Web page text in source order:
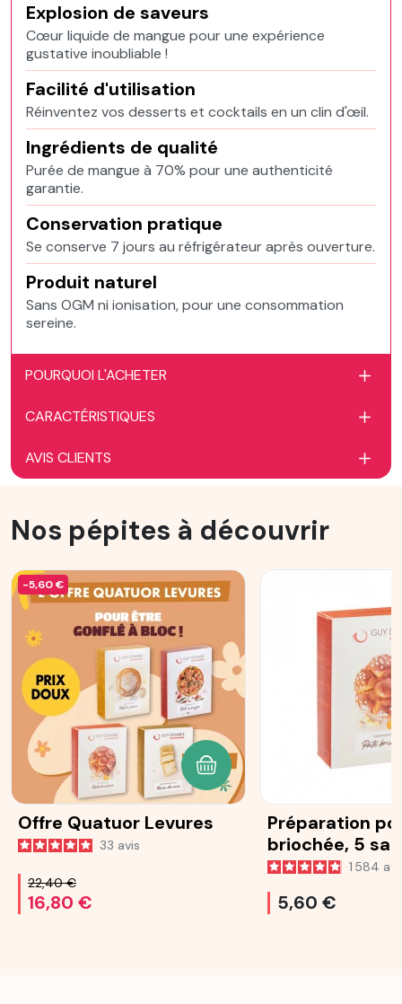
Explosion de saveurs
Cœur liquide de mangue pour une expérience
gustative inoubliable !
Facilité d'utilisation
Réinventez vos desserts et cocktails en un clin d'œil.
Ingrédients de qualité
Purée de mangue à 70% pour une authenticité
garantie.
Conservation pratique
Se conserve 7 jours au réfrigérateur après ouverture.
Produit naturel
Sans OGM ni ionisation, pour une consommation
sereine.
POURQUOI L'ACHETER
CARACTÉRISTIQUES
AVIS CLIENTS
Nos pépites à découvrir
-5,60 €
Offre Quatuor Levures
33 avis
22,40 €
16,80 €
AJOUTER AU PANIER
Préparation
briochée, 5
25 g
1 584
5,60 €